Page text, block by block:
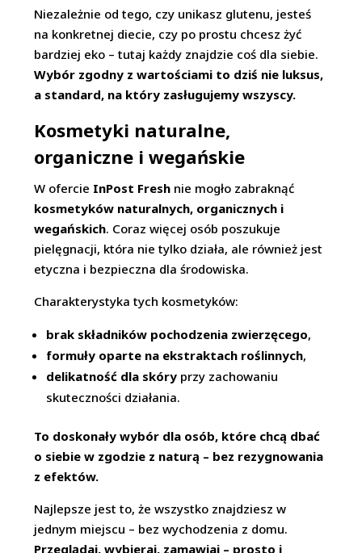
Niezależnie od tego, czy unikasz glutenu, jesteś
na konkretnej diecie, czy po prostu chcesz żyć
bardziej eko – tutaj każdy znajdzie coś dla siebie.
Wybór zgodny z wartościami to dziś nie luksus,
a standard, na który zasługujemy wszyscy.
Kosmetyki naturalne,
organiczne i wegańskie
W ofercie InPost Fresh nie mogło zabraknąć
kosmetyków naturalnych, organicznych i
wegańskich. Coraz więcej osób poszukuje
pielęgnacji, która nie tylko działa, ale również jest
etyczna i bezpieczna dla środowiska.
Charakterystyka tych kosmetyków:
brak składników pochodzenia zwierzęcego,
formuły oparte na ekstraktach roślinnych,
delikatność dla skóry przy zachowaniu
skuteczności działania.
To doskonały wybór dla osób, które chcą dbać
o siebie w zgodzie z naturą – bez rezygnowania
z efektów.
Najlepsze jest to, że wszystko znajdziesz w
jednym miejscu – bez wychodzenia z domu.
Przeglądaj, wybieraj, zamawiaj – prosto i